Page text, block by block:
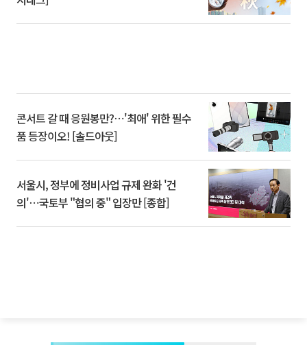
콘서트 갈 때 응원봉만?⋯'최애' 위한 필수
품 등장이오! [솔드아웃]
서울시, 정부에 정비사업 규제 완화 '건
의'⋯국토부 "협의 중" 입장만 [종합]